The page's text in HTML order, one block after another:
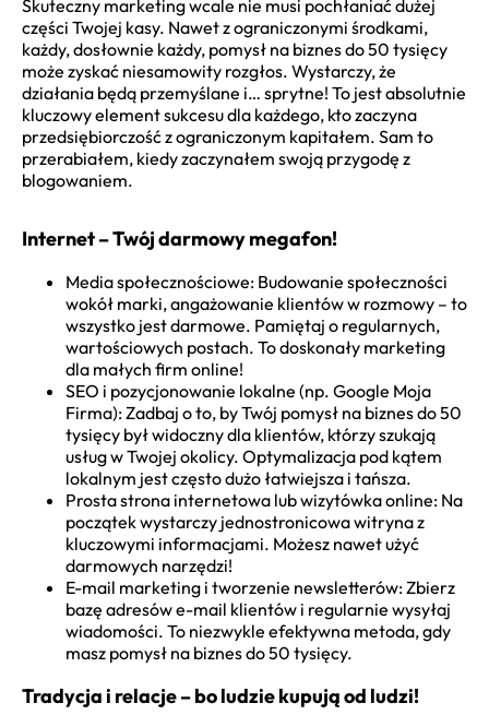
Skuteczny marketing wcale nie musi pochłaniać dużej
części Twojej kasy. Nawet z ograniczonymi środkami,
każdy, dosłownie każdy, pomysł na biznes do 50 tysięcy
może zyskać niesamowity rozgłos. Wystarczy, że
działania będą przemyślane i… sprytne! To jest absolutnie
kluczowy element sukcesu dla każdego, kto zaczyna
przedsiębiorczość z ograniczonym kapitałem. Sam to
przerabiałem, kiedy zaczynałem swoją przygodę z
blogowaniem.
Internet – Twój darmowy megafon!
Media społecznościowe: Budowanie społeczności
wokół marki, angażowanie klientów w rozmowy – to
wszystko jest darmowe. Pamiętaj o regularnych,
wartościowych postach. To doskonały marketing
dla małych firm online!
SEO i pozycjonowanie lokalne (np. Google Moja
Firma): Zadbaj o to, by Twój pomysł na biznes do 50
tysięcy był widoczny dla klientów, którzy szukają
usług w Twojej okolicy. Optymalizacja pod kątem
lokalnym jest często dużo łatwiejsza i tańsza.
Prosta strona internetowa lub wizytówka online: Na
początek wystarczy jednostronicowa witryna z
kluczowymi informacjami. Możesz nawet użyć
darmowych narzędzi!
E-mail marketing i tworzenie newsletterów: Zbierz
bazę adresów e-mail klientów i regularnie wysyłaj
wiadomości. To niezwykle efektywna metoda, gdy
masz pomysł na biznes do 50 tysięcy.
Tradycja i relacje – bo ludzie kupują od ludzi!